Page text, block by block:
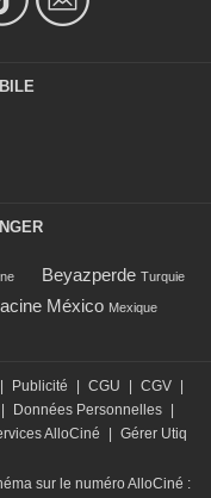
Beyazperde Turquie
México Mexique
Publicité CGU CGV
Données Personnelles
AlloCiné
Gérer Utiq
sur le numéro AlloCiné :